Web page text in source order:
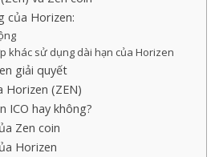
của Horizen:
khác sử dụng dài hạn của Horizen
giải quyết
Horizen (ZEN)
ICO hay không?
Zen coin
Horizen